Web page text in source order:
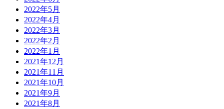
2022年5月
2022年4月
2022年3月
2022年2月
2022年1月
2021年12月
2021年11月
2021年10月
2021年9月
2021年8月